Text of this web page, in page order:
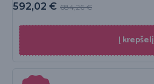
684,26€
592,02 €
Į krepšelį